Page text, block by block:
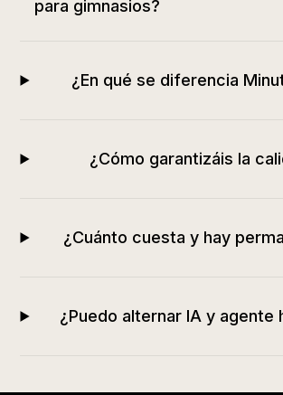
para gimnasios?
¿En qué se diferencia
¿Cómo garantizáis la
¿Cuánto cuesta y hay
¿Puedo alternar IA y agente